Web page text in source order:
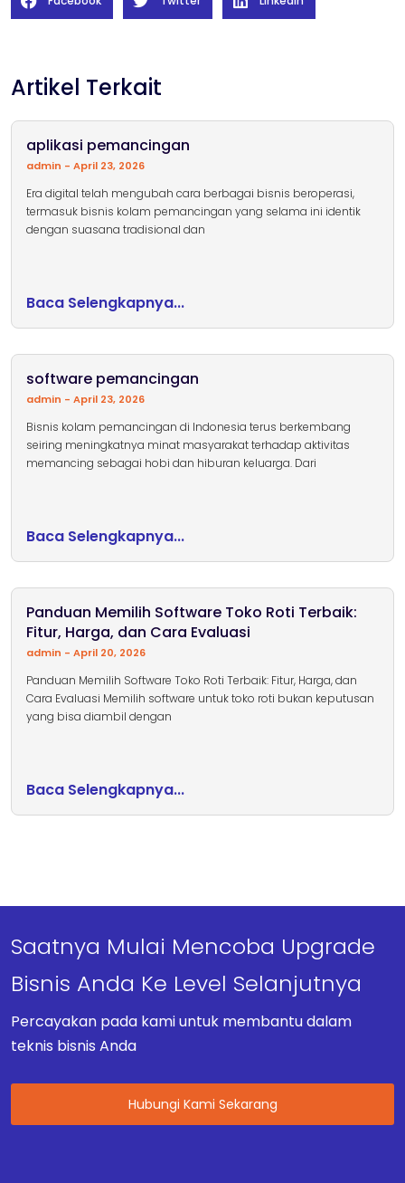
Artikel Terkait
aplikasi pemancingan
admin April 23, 2026
Era digital telah mengubah cara berbagai bisnis beroperasi,
termasuk bisnis kolam pemancingan yang selama ini identik
dengan suasana tradisional dan
Baca Selengkapnya...
software pemancingan
admin April 23, 2026
Bisnis kolam pemancingan di Indonesia terus berkembang
seiring meningkatnya minat masyarakat terhadap aktivitas
memancing sebagai hobi dan hiburan keluarga. Dari
Baca Selengkapnya...
Panduan Memilih Software Toko Roti Terbaik:
Fitur, Harga, dan Cara Evaluasi
admin April 20, 2026
Panduan Memilih Software Toko Roti Terbaik: Fitur, Harga, dan
Cara Evaluasi Memilih software untuk toko roti bukan keputusan
yang bisa diambil dengan
Baca Selengkapnya...
Saatnya Mulai Mencoba Upgrade
Bisnis Anda Ke Level Selanjutnya
Percayakan pada kami untuk membantu dalam
teknis bisnis Anda
Hubungi Kami Sekarang